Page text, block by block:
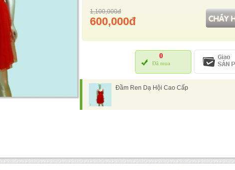
1,100,000đ
600,000đ
0
Đã mua
Đầm Ren Dạ Hội Cao Cấp